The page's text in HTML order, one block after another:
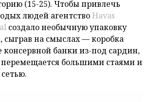
(15-25). Чтобы привлечь
людей агентствоHavas
создало необычную упаковку
сыграв на смыслах — коробка
консервной банки из-под сардин,
большими стаями и